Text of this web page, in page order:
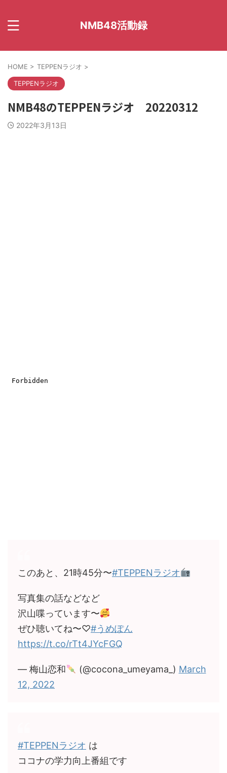
NMB48活動録
HOME > TEPPENラジオ >
TEPPENラジオ
NMB48のTEPPENラジオ 20220312
2022年3月13日
このあと、21時45分〜#TEPPENラジオ
写真集の話などなど
沢山喋っています〜
ぜひ聴いてね〜♡#うめぽん
https://t.co/rTt4JYcFGQ
— 梅山恋和 (@cocona_umeyama_) March
12, 2022
#TEPPENラジオ は
ココナの学力向上番組です